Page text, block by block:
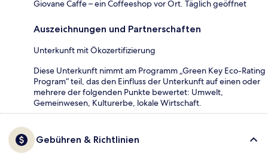
Giovane Caffe – ein Coffeeshop vor Ort. Täglich geöffnet
Auszeichnungen und Partnerschaften
Unterkunft mit Ökozertifizierung
Diese Unterkunft nimmt am Programm „Green Key Eco-Rating
Program“ teil, das den Einfluss der Unterkunft auf einen oder
mehrere der folgenden Punkte bewertet: Umwelt,
Gemeinwesen, Kulturerbe, lokale Wirtschaft.
Gebühren & Richtlinien